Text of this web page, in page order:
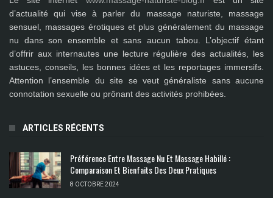
d’actualité qui vise à parler du massage naturiste, massage
sensuel, massages érotiques et plus généralement du massage
nu dans son ensemble et sans aucun tabou. L’objectif étant
d’offrir aux internautes une lecture régulière des actualités, les
astuces, conseils, les bonnes idées et les reportages immersifs.
Attention l’ensemble du site se veut généraliste sans aucune
connotation sexuelle ou prônant des activités prohibées.
ARTICLES RÉCENTS
Préférence Entre Massage Nu Et Massage Habillé :
Comparaison Et Bienfaits Des Deux Pratiques
8 OCTOBRE 2024